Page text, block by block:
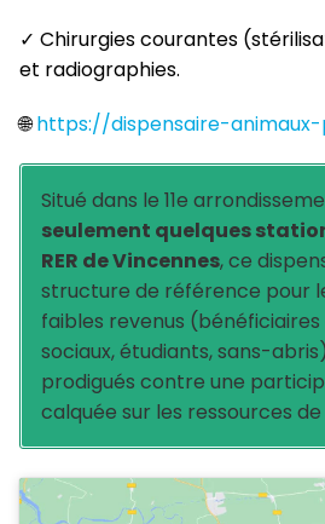
✓ Chirurgies courantes
et radiographies.
🌐https://dispensaire-
Situé dans le 11e
seulement quelques
RER de Vincennes, ce
structure de référence pour
faibles revenus
sociaux, étudiants, sans-
prodigués contre une
calquée sur les ressources de